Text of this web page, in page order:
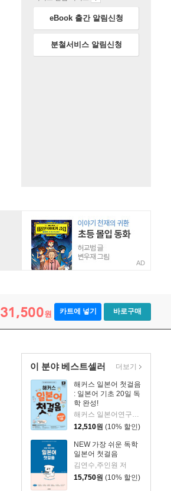
eBook 출간 알림신청
분철서비스 알림신청
AD
31,500원 카트에 넣기 바로구매
이 분야 베스트셀러
해커스 일본어 첫걸음
: 일본어 기초 20일 독
학 완성!
해커스 일본어연구소 저
12,510원 (10% 할인)
NEW 가장 쉬운 독학
일본어 첫걸음
김연수,주인원 저
15,750원 (10% 할인)
더보기